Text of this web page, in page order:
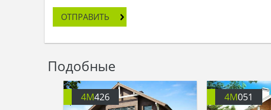
ОТПРАВИТЬ
Подобные
4M426 4M051